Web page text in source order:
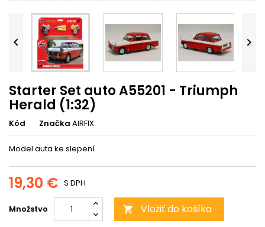
 
Starter Set auto A55201 - Triumph
Herald (1:32)
Kód Značka AIRFIX
Model auta ke slepení
19,30 € S DPH
Množstvo  Vložiť do košíka